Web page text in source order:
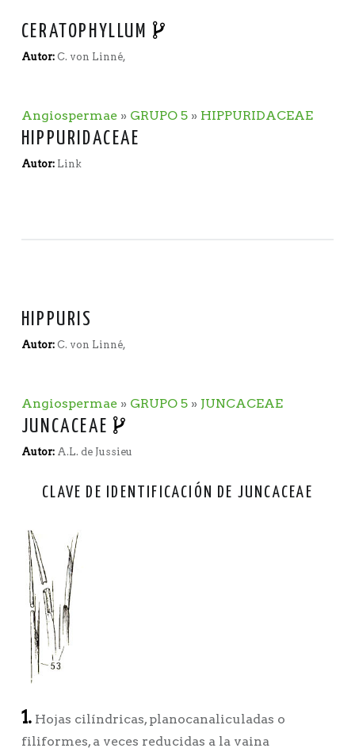
CERATOPHYLLUM
Autor: C. von Linné,
Angiospermae» GRUPO 5» HIPPURIDACEAE
HIPPURIDACEAE
Autor: Link
HIPPURIS
Autor: C. von Linné,
Angiospermae» GRUPO 5» JUNCACEAE
JUNCACEAE
Autor: A.L. de Jussieu
CLAVE DE IDENTIFICACIÓN DE JUNCACEAE
1.Hojas cilíndricas, planocanaliculadas o
filiformes, a veces reducidas a la vaina